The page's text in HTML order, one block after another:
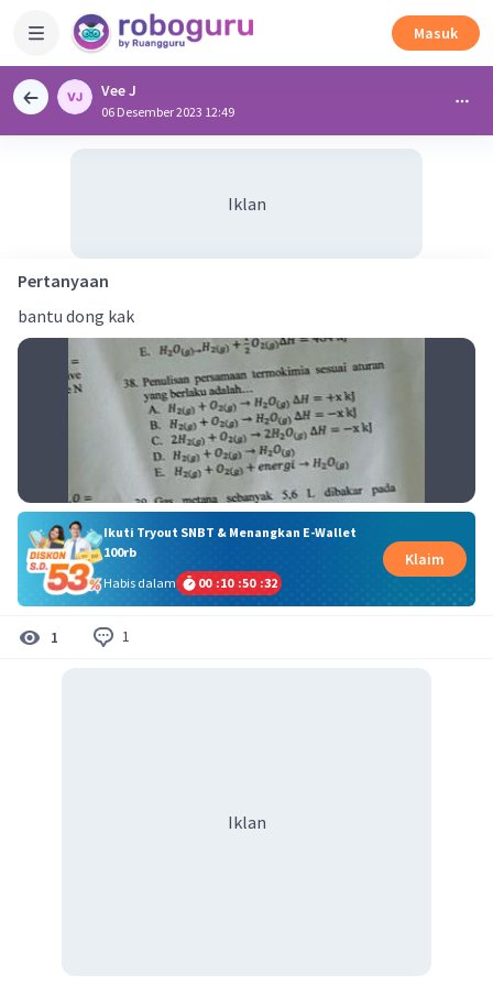
Masuk
Vee J
06 Desember 2023 12:49
Iklan
Pertanyaan
bantu dong kak
Ikuti Tryout SNBT & Menangkan E-Wallet
100rb
Habis dalam
00 :10 :50 :31
Klaim
1 1
Iklan